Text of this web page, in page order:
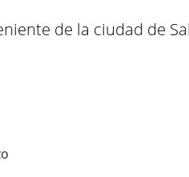
de la ciudad de